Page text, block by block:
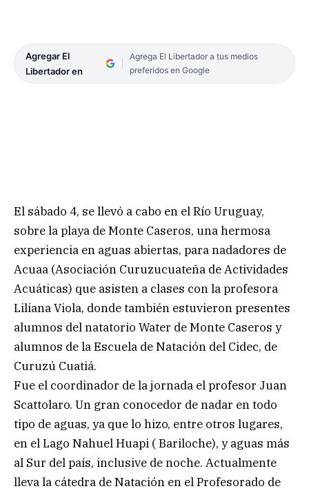
Agregar El
Libertador en
Agrega El Libertador a tus medios
preferidos en Google
El sábado 4, se llevó a cabo en el Río Uruguay,
sobre la playa de Monte Caseros, una hermosa
experiencia en aguas abiertas, para nadadores de
Acuaa (Asociación Curuzucuateña de Actividades
Acuáticas) que asisten a clases con la profesora
Liliana Viola, donde también estuvieron presentes
alumnos del natatorio Water de Monte Caseros y
alumnos de la Escuela de Natación del Cidec, de
Curuzú Cuatiá.
Fue el coordinador de la jornada el profesor Juan
Scattolaro. Un gran conocedor de nadar en todo
tipo de aguas, ya que lo hizo, entre otros lugares,
en el Lago Nahuel Huapi ( Bariloche), y aguas más
al Sur del país, inclusive de noche. Actualmente
lleva la cátedra de Natación en el Profesorado de